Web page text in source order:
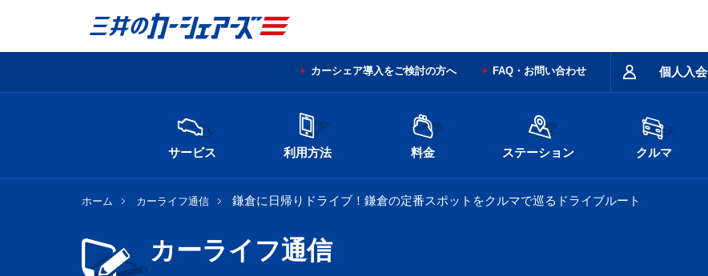
個人入会
カーシェア導入をご検討の方へ FAQ・お問い合わせ
サービス 利用方法 料金 ステーション クルマ
ホーム カーライフ通信 鎌倉に日帰りドライブ！鎌倉の定番スポットをクルマで巡るドライブルート
カーライフ通信